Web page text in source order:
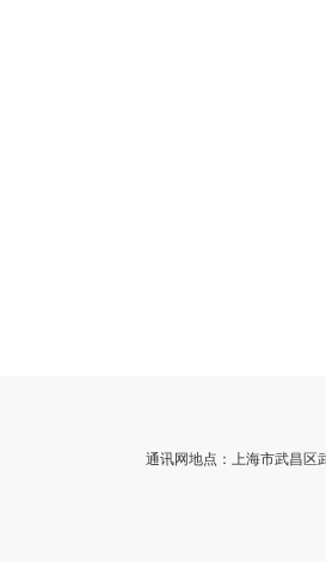
通讯网地点：上海市武昌区